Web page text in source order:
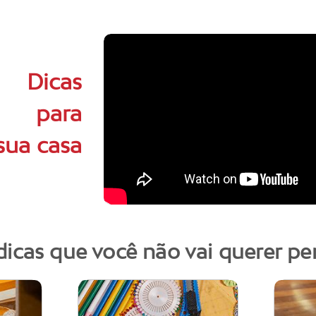
Dicas
para
casa
que você não vai querer